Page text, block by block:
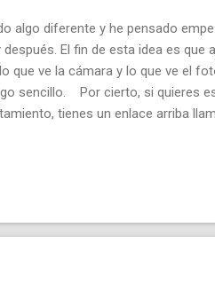
algo diferente y he pensado
El fin de esta idea es que
que ve la cámara y lo que ve el
sencillo. Por cierto, si quieres
tienes un enlace arriba